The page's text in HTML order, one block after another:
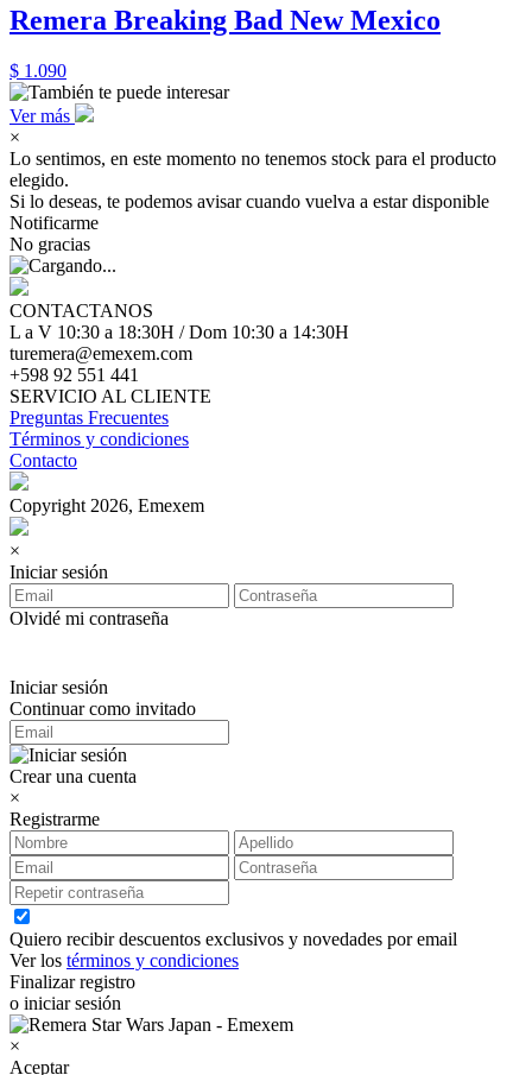
Remera Breaking Bad New Mexico
$ 1.090
Ver más
×
Lo sentimos, en este momento no tenemos stock para el producto
elegido.
Si lo deseas, te podemos avisar cuando vuelva a estar disponible
Notificarme
No gracias
CONTACTANOS
L a V 10:30 a 18:30H / Dom 10:30 a 14:30H
turemera@emexem.com
+598 92 551 441
SERVICIO AL CLIENTE
Preguntas Frecuentes
Términos y condiciones
Contacto
Copyright 2026, Emexem
×
Iniciar sesión
Olvidé mi contraseña
Iniciar sesión
Continuar como invitado
Crear una cuenta
×
Registrarme
Quiero recibir descuentos exclusivos y novedades por email
Ver los términos y condiciones
Finalizar registro
o iniciar sesión
×
Aceptar